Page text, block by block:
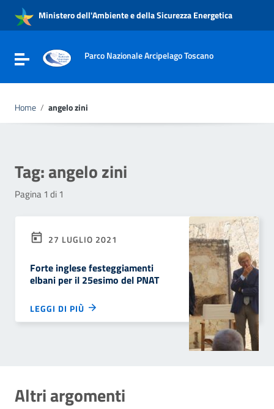
Vai al menu di navigazione
Vai al footer
Ministero dell'Ambiente e della Sicurezza Energetica
Attiva / disattiva la navigazione
Parco Nazionale Arcipelago Toscano
Home / angelo zini
Tag:angelo zini
Pagina 1 di 1
27 LUGLIO 2021
Forte inglese festeggiamenti
elbani per il 25esimo del PNAT
LEGGI DI PIÙ
Altri argomenti